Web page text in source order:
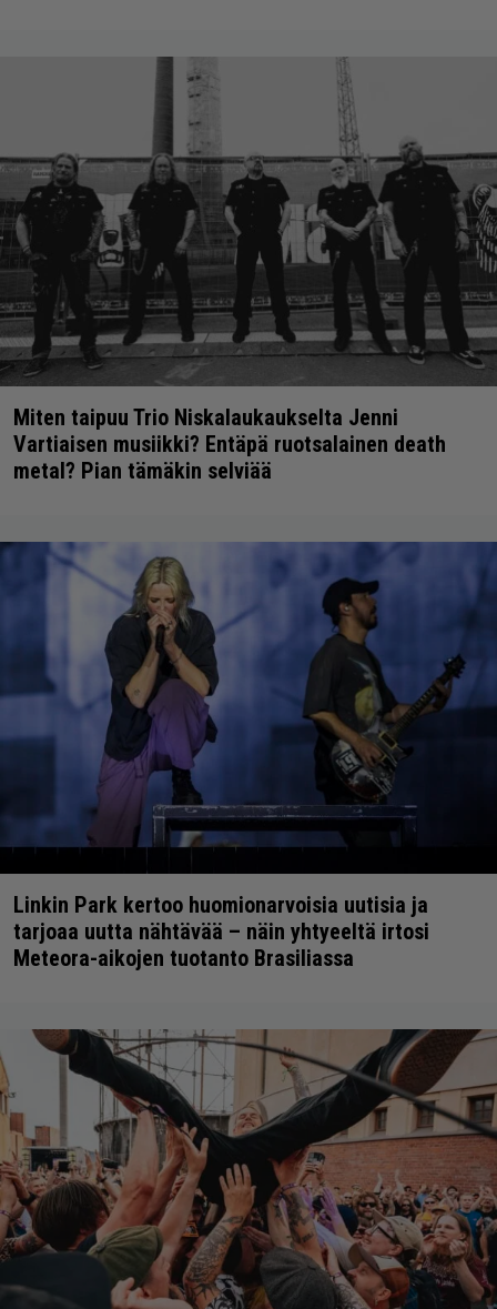
Miten taipuu Trio Niskalaukaukselta Jenni
Vartiaisen musiikki? Entäpä ruotsalainen death
metal? Pian tämäkin selviää
Linkin Park kertoo huomionarvoisia uutisia ja
tarjoaa uutta nähtävää – näin yhtyeeltä irtosi
Meteora-aikojen tuotanto Brasiliassa